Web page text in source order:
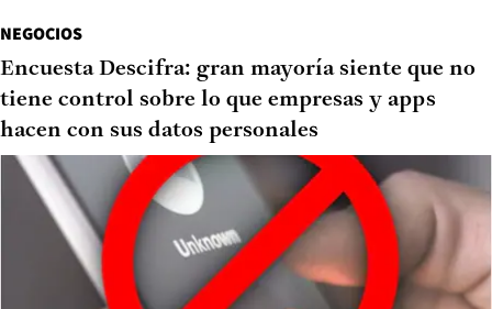
NEGOCIOS
Encuesta Descifra: gran mayoría siente que no
tiene control sobre lo que empresas y apps
hacen con sus datos personales